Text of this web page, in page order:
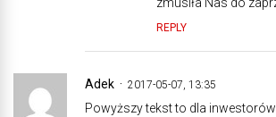
REPLY
Adek 2017-05-07, 13:35
Powyższy tekst to dla